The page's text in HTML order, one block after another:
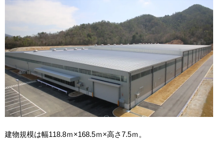
建物規模は幅118.8ｍ×168.5ｍ×高さ7.5ｍ。